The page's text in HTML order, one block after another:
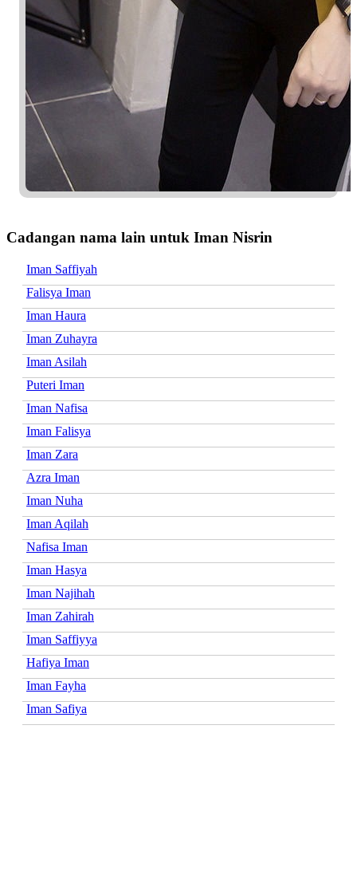
Cadangan nama lain untuk Iman Nisrin
Iman Saffiyah
Falisya Iman
Iman Haura
Iman Zuhayra
Iman Asilah
Puteri Iman
Iman Nafisa
Iman Falisya
Iman Zara
Azra Iman
Iman Nuha
Iman Aqilah
Nafisa Iman
Iman Hasya
Iman Najihah
Iman Zahirah
Iman Saffiyya
Hafiya Iman
Iman Fayha
Iman Safiya